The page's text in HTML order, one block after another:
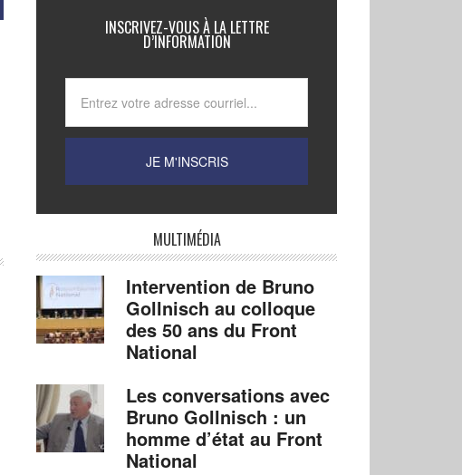
INSCRIVEZ-VOUS À LA LETTRE
D’INFORMATION
MULTIMÉDIA
Intervention de Bruno
Gollnisch au colloque
des 50 ans du Front
National
Les conversations avec
Bruno Gollnisch : un
homme d’état au Front
National